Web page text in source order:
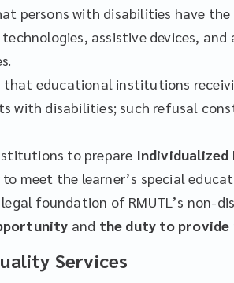
persons with disabilities have
assistive devices, and
educational institutions
with disabilities; such refusal
to prepare Individualized
meet the learner’s special
foundation of RMUTL’s non-
and the duty to provide
Services